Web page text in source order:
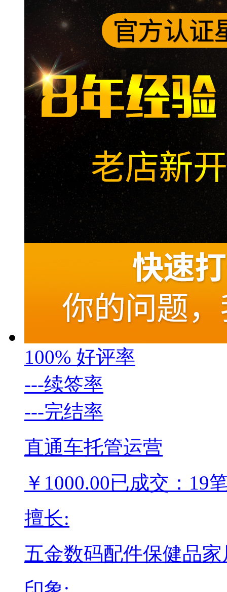
100% 好评率
---续签率
---完结率
直通车托管运营
￥ 1000.00已成交：19
擅长:
五金数码配件保健品